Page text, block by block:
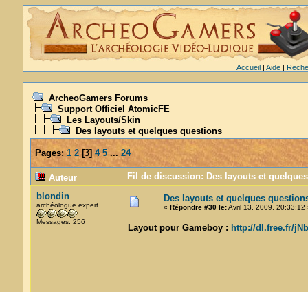
Accueil| Aide|
ArcheoGamers Forums
Support Officiel AtomicFE
Les Layouts/Skin
Des layouts et quelques questions
Pages: 1 2[3] 4 5 ...24
Auteur
Fil de discussion: Des layouts et
blondin
archéologue expert
Messages: 256
Des layouts et quelques
« Répondre #30 le:Avril 13, 2009, 20:33:12
Layout pour Gameboy : http://dl.free.fr/